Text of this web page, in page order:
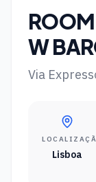
W
Via
Lisboa